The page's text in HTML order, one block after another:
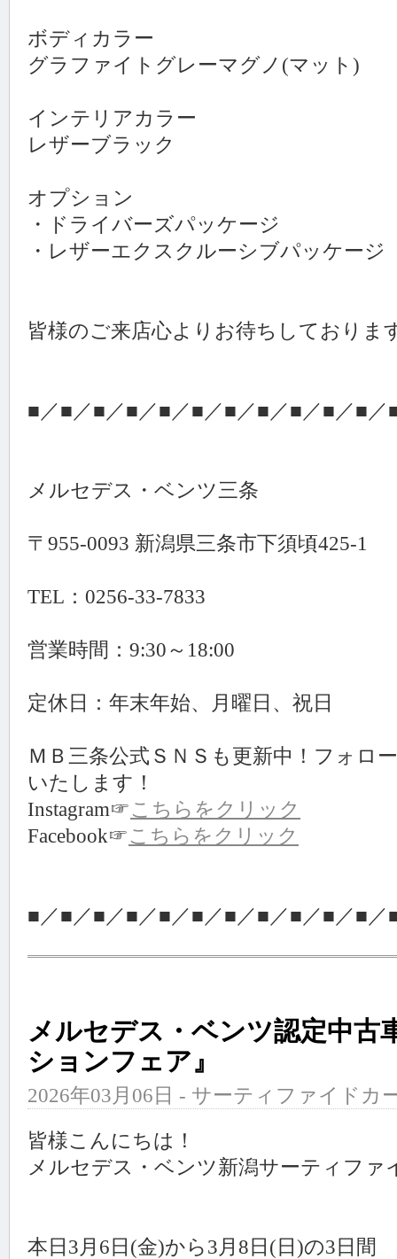
ボディカラー
グラファイトグレーマグノ(マット)
インテリアカラー
レザーブラック
オプション
・ドライバーズパッケージ
・レザーエクスクルーシブパッケージ
皆様のご来店心よりお待ちしておりま
■／■／■／■／■／■／■／■／■／■／■／
メルセデス・ベンツ三条
〒955-0093 新潟県三条市下須頃425-1
TEL：0256-33-7833
営業時間：9:30～18:00
定休日：年末年始、月曜日、祝日
ＭＢ三条公式ＳＮＳも更新中！フォロ
いたします！
Instagram☞こちらをクリック
Facebook☞こちらをクリック
■／■／■／■／■／■／■／■／■／■／■／
メルセデス・ベンツ認定中古
ションフェア』
2026年03月06日 - サーティファイドカ
皆様こんにちは！
メルセデス・ベンツ新潟サーティファ
本日3月6日(金)から3月8日(日)の3日間